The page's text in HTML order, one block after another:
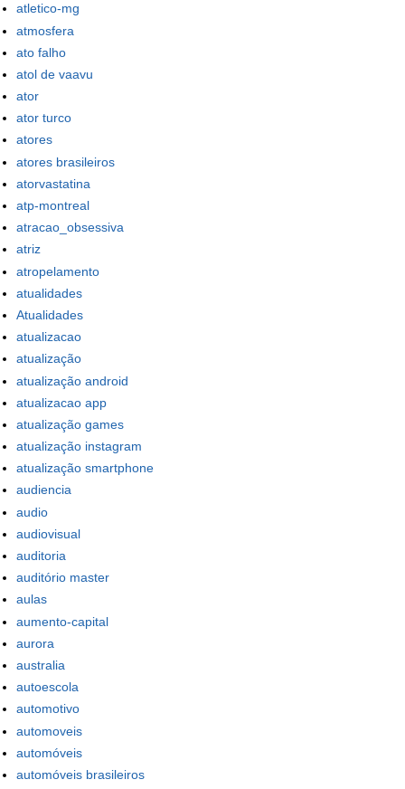
atletico-mg
atmosfera
ato falho
atol de vaavu
ator
ator turco
atores
atores brasileiros
atorvastatina
atp-montreal
atracao_obsessiva
atriz
atropelamento
atualidades
Atualidades
atualizacao
atualização
atualização android
atualizacao app
atualização games
atualização instagram
atualização smartphone
audiencia
audio
audiovisual
auditoria
auditório master
aulas
aumento-capital
aurora
australia
autoescola
automotivo
automoveis
automóveis
automóveis brasileiros